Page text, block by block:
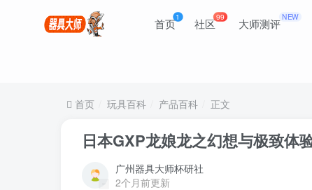
首页1 社区99 大师测评NEW
首页 玩具百科 产品百科 正文
日本GXP龙娘龙之幻想与极致体
广州器具大师杯研社
2个月前更新